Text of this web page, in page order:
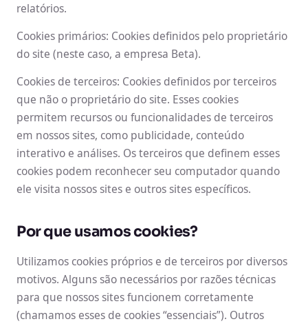
relatórios.
Cookies primários: Cookies definidos pelo proprietário
do site (neste caso, a empresa Beta).
Cookies de terceiros: Cookies definidos por terceiros
que não o proprietário do site. Esses cookies
permitem recursos ou funcionalidades de terceiros
em nossos sites, como publicidade, conteúdo
interativo e análises. Os terceiros que definem esses
cookies podem reconhecer seu computador quando
ele visita nossos sites e outros sites específicos.
Por que usamos cookies?
Utilizamos cookies próprios e de terceiros por diversos
motivos. Alguns são necessários por razões técnicas
para que nossos sites funcionem corretamente
(chamamos esses de cookies “essenciais”). Outros